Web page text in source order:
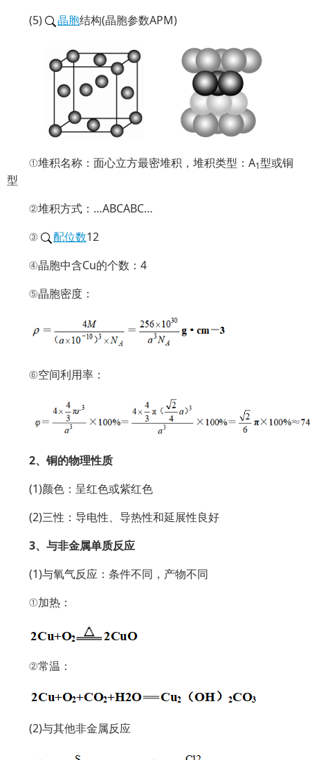
(5)
晶胞结构(晶胞参数APM)
①堆积名称：面心立方最密堆积，堆积类型：A1型或铜
型
②堆积方式：…ABCABC…
③
配位数12
④晶胞中含Cu的个数：4
⑤晶胞密度：
⑥空间利用率：
2、铜的物理性质
(1)颜色：呈红色或紫红色
(2)三性：导电性、导热性和延展性良好
3、与非金属单质反应
(1)与氧气反应：条件不同，产物不同
①加热：
②常温：
(2)与其他非金属反应